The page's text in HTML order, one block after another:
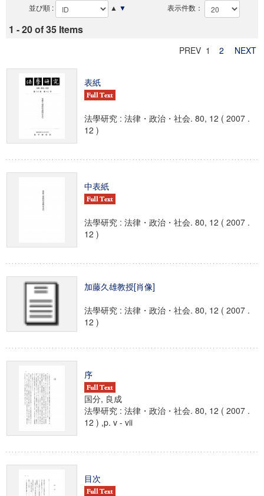
並び順 : ▲ ▼ 表示件数：
1 - 20 of 35 Items
PREV 1 2 NEXT
表紙
法學研究 : 法律・政治・社会. 80, 12 ( 2007 .
12 )
中表紙
法學研究 : 法律・政治・社会. 80, 12 ( 2007 .
12 )
加藤久雄教授[肖像]
法學研究 : 法律・政治・社会. 80, 12 ( 2007 .
12 )
序
国分, 良成
法學研究 : 法律・政治・社会. 80, 12 ( 2007 .
12 ) ,p. v - vii
目次